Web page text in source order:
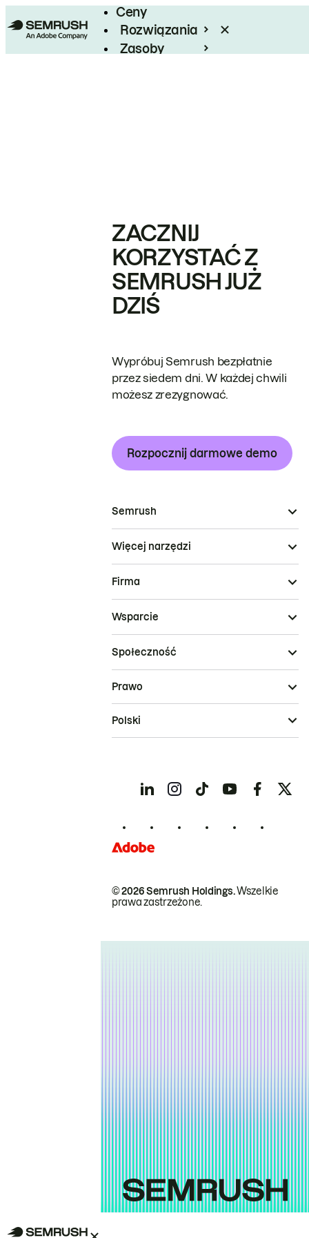
Ceny
Rozwiązania
Zasoby
ZACZNIJ
KORZYSTAĆ Z
SEMRUSH JUŻ
DZIŚ
Wypróbuj Semrush bezpłatnie
przez siedem dni. W każdej chwili
możesz zrezygnować.
Rozpocznij darmowe demo
Semrush
Więcej narzędzi
Firma
Wsparcie
Społeczność
© 2026 Semrush Holdings.Wszelkie
prawa zastrzeżone.
Prawo
Polski